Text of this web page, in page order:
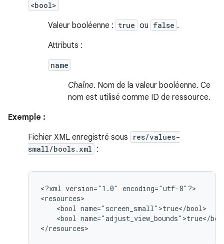
<bool>
Valeur booléenne : true ou false .
Attributs :
name
Chaîne. Nom de la valeur booléenne. Ce
nom est utilisé comme ID de ressource.
Exemple :
Fichier XML enregistré sous
res/values-
small/bools.xml :
<?xml version="1.0"
encoding="utf-8"?>
<bool
<bool name="adjust_view_bounds">true</
</resources>